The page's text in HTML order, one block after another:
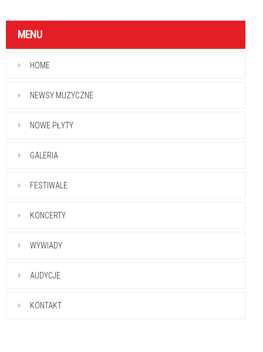
MENU
HOME
NEWSY MUZYCZNE
NOWE PŁYTY
GALERIA
FESTIWALE
KONCERTY
WYWIADY
AUDYCJE
KONTAKT